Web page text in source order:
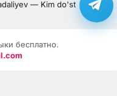
— Kim do'st
бесплатно.